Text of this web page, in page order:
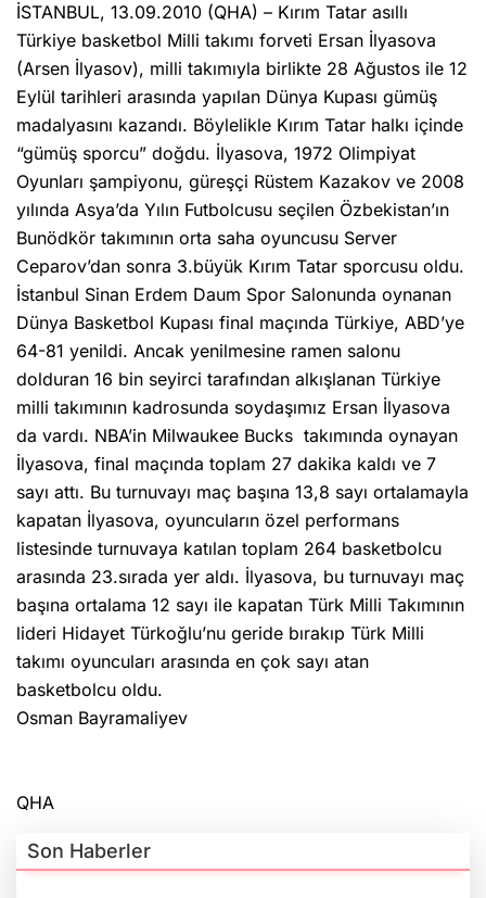
İSTANBUL, 13.09.2010 (QHA) – Kırım Tatar asıllı
Türkiye basketbol Milli takımı forveti Ersan İlyasova
(Arsen İlyasov), milli takımıyla birlikte 28 Ağustos ile 12
Eylül tarihleri arasında yapılan Dünya Kupası gümüş
madalyasını kazandı. Böylelikle Kırım Tatar halkı içinde
“gümüş sporcu” doğdu. İlyasova, 1972 Olimpiyat
Oyunları şampiyonu, güreşçi Rüstem Kazakov ve 2008
yılında Asya’da Yılın Futbolcusu seçilen Özbekistan’ın
Bunödkör takımının orta saha oyuncusu Server
Ceparov’dan sonra 3.büyük Kırım Tatar sporcusu oldu.
İstanbul Sinan Erdem Daum Spor Salonunda oynanan
Dünya Basketbol Kupası final maçında Türkiye, ABD’ye
64-81 yenildi. Ancak yenilmesine ramen salonu
dolduran 16 bin seyirci tarafından alkışlanan Türkiye
milli takımının kadrosunda soydaşımız Ersan İlyasova
da vardı. NBA’in Milwaukee Bucks takımında oynayan
İlyasova, final maçında toplam 27 dakika kaldı ve 7
sayı attı. Bu turnuvayı maç başına 13,8 sayı ortalamayla
kapatan İlyasova, oyuncuların özel performans
listesinde turnuvaya katılan toplam 264 basketbolcu
arasında 23.sırada yer aldı. İlyasova, bu turnuvayı maç
başına ortalama 12 sayı ile kapatan Türk Milli Takımının
lideri Hidayet Türkoğlu’nu geride bırakıp Türk Milli
takımı oyuncuları arasında en çok sayı atan
basketbolcu oldu.
Osman Bayramaliyev
QHA
Son Haberler